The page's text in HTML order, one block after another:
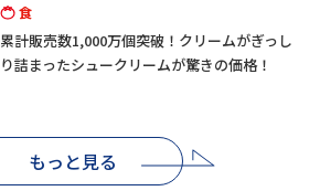
食
累計販売数1,000万個突破！クリームがぎっし
り詰まったシュークリームが驚きの価格！
もっと見る